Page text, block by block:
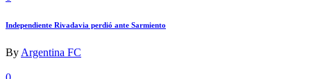
Independiente Rivadavia perdió ante Sarmiento
By Argentina FC